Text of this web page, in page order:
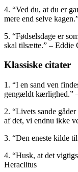
4. “Ved du, at du er
mere end selve
5. “Fødselsdage er
skal tilsætte.” – Eddie
Klassiske citater
1. “I en sand ven
gengældt kærlighed.”
2. “Livets sande
af det, vi endnu ikke
3. “Den eneste kilde
4. “Husk, at det
Heraclitus